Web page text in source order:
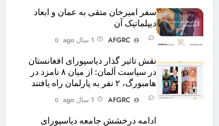
سفر امیرخان متقی به عمان و ابعاد
دیپلماتیک آن
AFGRC
1 سال ago 0
نقش تاثیر گذار دیاسپورای افغانستان
در سیاست آلمان: از میان ۸ نامزد در
هامبورگ، ۲ نفر به پارلمان راه یافتند
AFGRC
1 سال ago 0
ادامه درخشش جامعه دیاسپورای